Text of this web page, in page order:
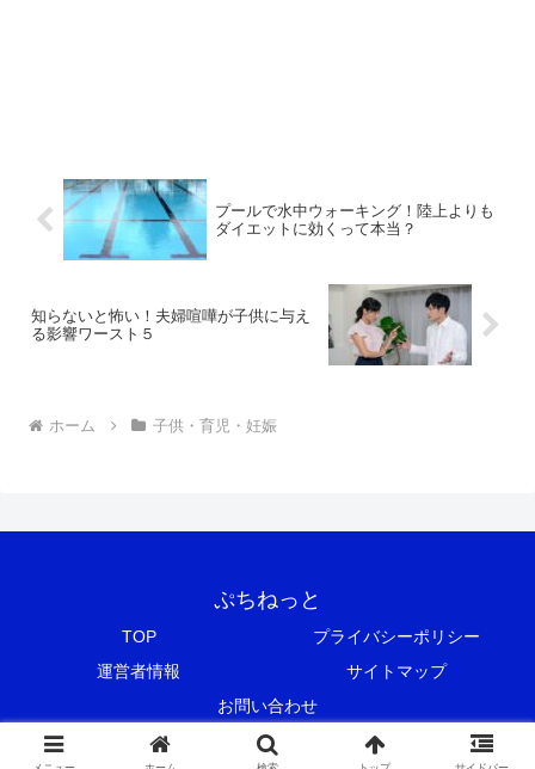
プールで水中ウォーキング！陸上よりも
ダイエットに効くって本当？
知らないと怖い！夫婦喧嘩が子供に与え
る影響ワースト５
ホーム 子供・育児・妊娠
ぷちねっと
TOP
プライバシーポリシー
運営者情報
サイトマップ
お問い合わせ
© 2018 ぷちねっと.